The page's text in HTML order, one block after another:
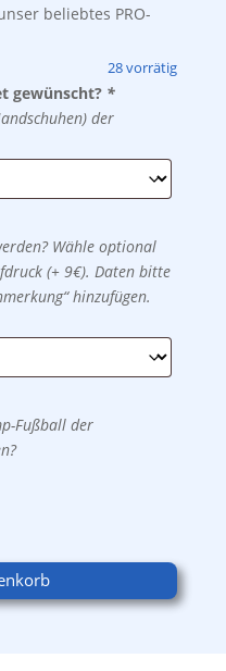
beliebtes PRO-
28 vorrätig
gewünscht? *
der
Wähle optional
(+ 9€). Daten bitte
hinzufügen.
Fußball der